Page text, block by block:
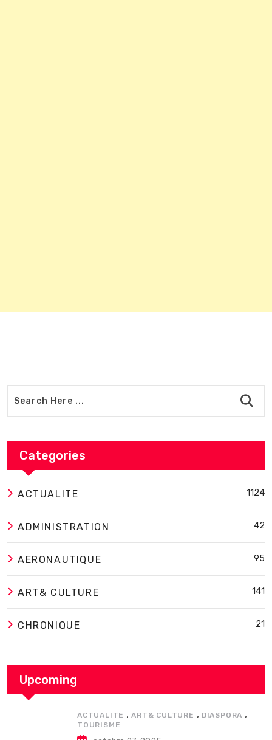
Categories
ACTUALITE 1124
ADMINISTRATION 42
AERONAUTIQUE 95
ART& CULTURE 141
CHRONIQUE 21
Upcoming
ACTUALITE ,ART& CULTURE , DIASPORA ,
TOURISME